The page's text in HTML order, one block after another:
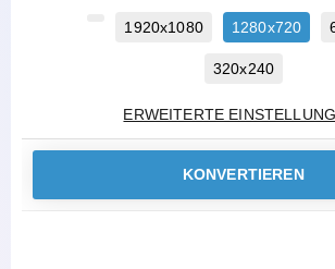
1920x1080 1280x720
320x240
ERWEITERTE
KONVERTIEREN